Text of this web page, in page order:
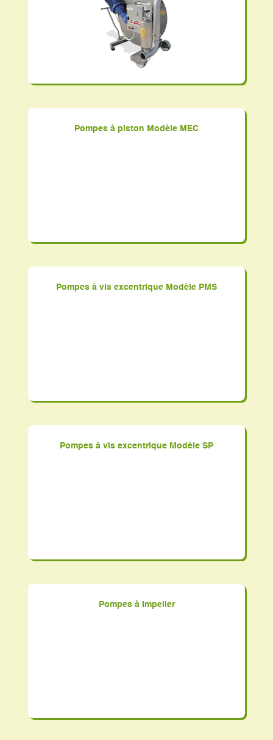
Pompes à piston Modèle MEC
Pompes à vis excentrique Modèle PMS
Pompes à vis excentrique Modèle SP
Pompes à Impeller